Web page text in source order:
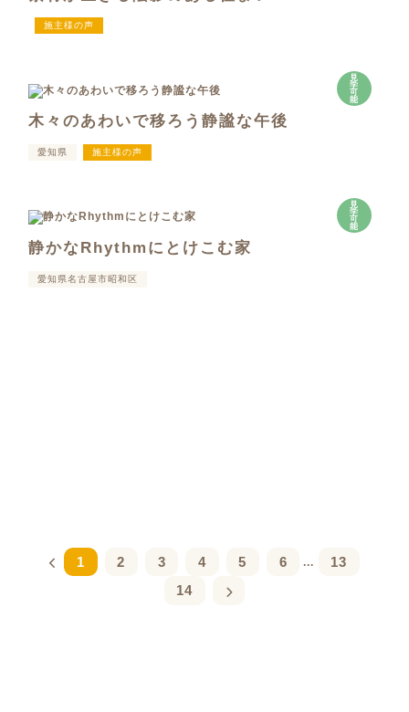
施主様の声
見
学
可
能
木々のあわいで移ろう静謐な午後
愛知県 施主様の声
見
学
可
能
静かなRhythmにとけこむ家
愛知県名古屋市昭和区
1 2 3 4 5 6 ...
13
14